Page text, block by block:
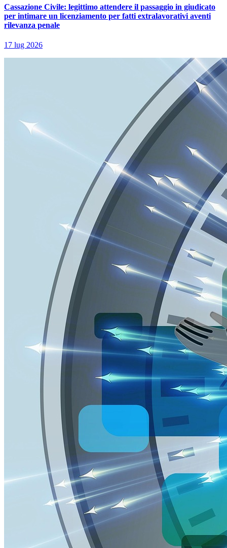
Cassazione Civile: legittimo attendere il passaggio in giudicato
per intimare un licenziamento per fatti extralavorativi aventi
rilevanza penale
17 lug 2026